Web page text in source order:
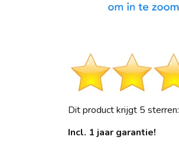
Dit product krijgt 5 sterren:
Incl. 1 jaar garantie!